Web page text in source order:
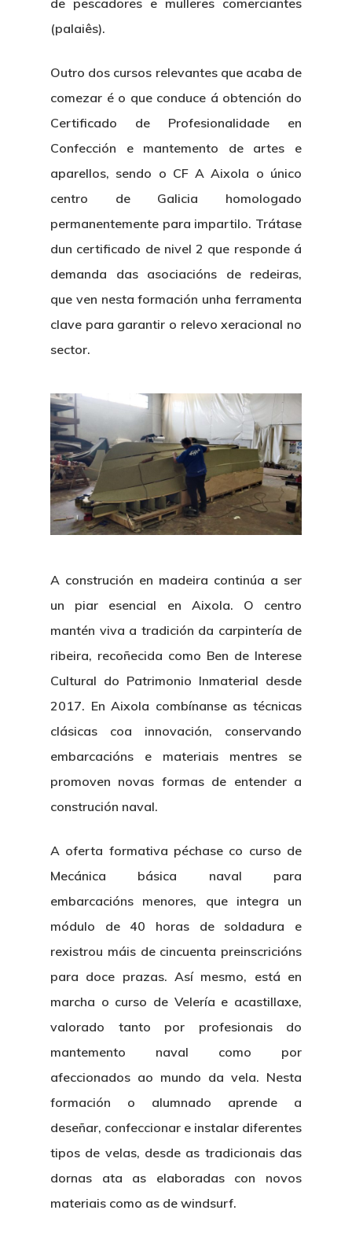
(palaiês).
Outro dos cursos relevantes que acaba de
comezar é o que conduce á obtención do
Certificado de Profesionalidade en
Confección e mantemento de artes e
aparellos, sendo o CF A Aixola o único
centro de Galicia homologado
permanentemente para impartilo. Trátase
dun certificado de nivel 2 que responde á
demanda das asociacións de redeiras,
que ven nesta formación unha ferramenta
clave para garantir o relevo xeracional no
sector.
A construción en madeira continúa a ser
un piar esencial en Aixola. O centro
mantén viva a tradición da carpintería de
ribeira, recoñecida como Ben de Interese
Cultural do Patrimonio Inmaterial desde
2017. En Aixola combínanse as técnicas
clásicas coa innovación, conservando
embarcacións e materiais mentres se
promoven novas formas de entender a
construción naval.
A oferta formativa péchase co curso de
Mecánica básica naval para
embarcacións menores, que integra un
módulo de 40 horas de soldadura e
rexistrou máis de cincuenta preinscricións
para doce prazas. Así mesmo, está en
marcha o curso de Velería e acastillaxe,
valorado tanto por profesionais do
mantemento naval como por
afeccionados ao mundo da vela. Nesta
formación o alumnado aprende a
deseñar, confeccionar e instalar diferentes
tipos de velas, desde as tradicionais das
dornas ata as elaboradas con novos
materiais como as de windsurf.
Identidade Corporativa
Logo CETMAR
Boletín De Novas
Licitacións
Goberno
Plan De Igualdade